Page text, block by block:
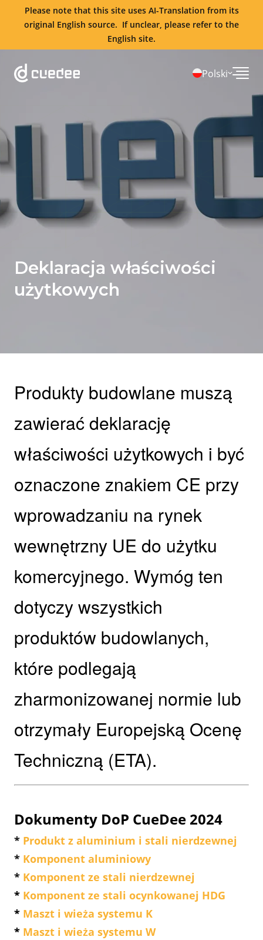
Please note that this site uses AI-Translation from its
original English source. If unclear, please refer to the
English site.
Polski
Deklaracja właściwości
użytkowych
Produkty budowlane muszą
zawierać deklarację
właściwości użytkowych i być
oznaczone znakiem CE przy
wprowadzaniu na rynek
wewnętrzny UE do użytku
komercyjnego. Wymóg ten
dotyczy wszystkich
produktów budowlanych,
które podlegają
zharmonizowanej normie lub
otrzymały Europejską Ocenę
Techniczną (ETA).
Dokumenty DoP CueDee 2024
* Produkt z aluminium i stali nierdzewnej
* Komponent aluminiowy
* Komponent ze stali nierdzewnej
* Komponent ze stali ocynkowanej HDG
* Maszt i wieża systemu K
* Maszt i wieża systemu W